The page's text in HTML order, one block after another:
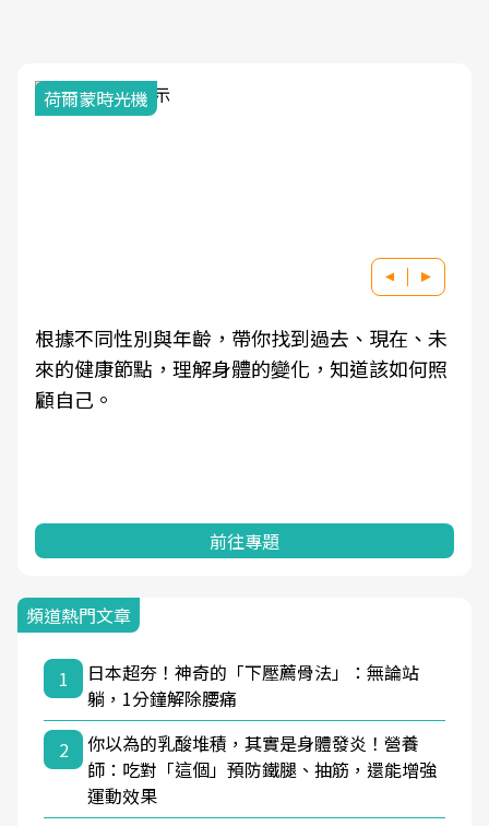
荷爾蒙時光機
根據不同性別與年齡，帶你找到過去、現在、未
來的健康節點，理解身體的變化，知道該如何照
顧自己。
前往專題
頻道熱門文章
1
日本超夯！神奇的「下壓薦骨法」：無論站
躺，1分鐘解除腰痛
2
你以為的乳酸堆積，其實是身體發炎！營養
師：吃對「這個」預防鐵腿、抽筋，還能增強
運動效果